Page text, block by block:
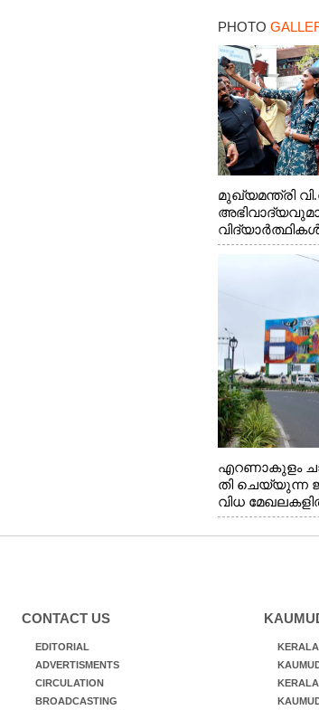
PHOTO
മുഖ്യമന്ത്രി
എടുത്തപ്പോൾ
എറണാകുളം
തി ചെയ്യുന്ന
വിധ
സ്ത്രീകളുടെ
ചുവരിൽ
CONTACT US
EDITORIAL
ADVERTISMENTS
CIRCULATION
BROADCASTING